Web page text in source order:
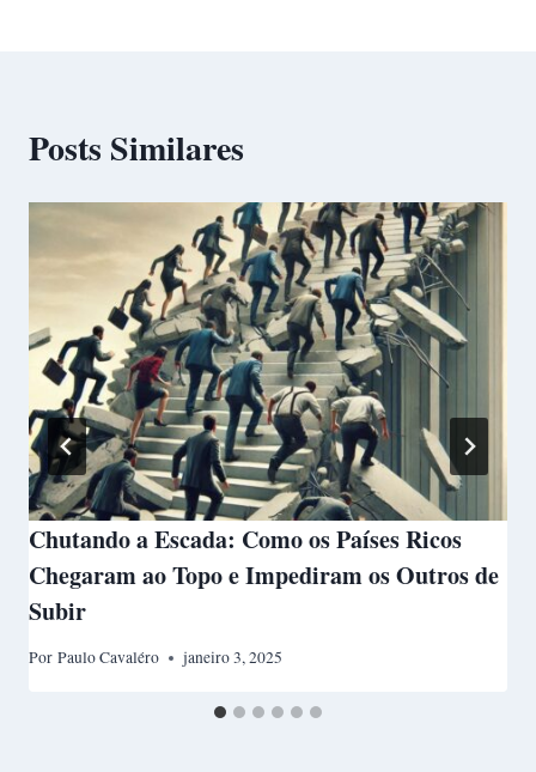
Posts Similares
Chutando a Escada: Como os Países Ricos
Chegaram ao Topo e Impediram os Outros de
Subir
Por Paulo Cavaléro janeiro 3, 2025